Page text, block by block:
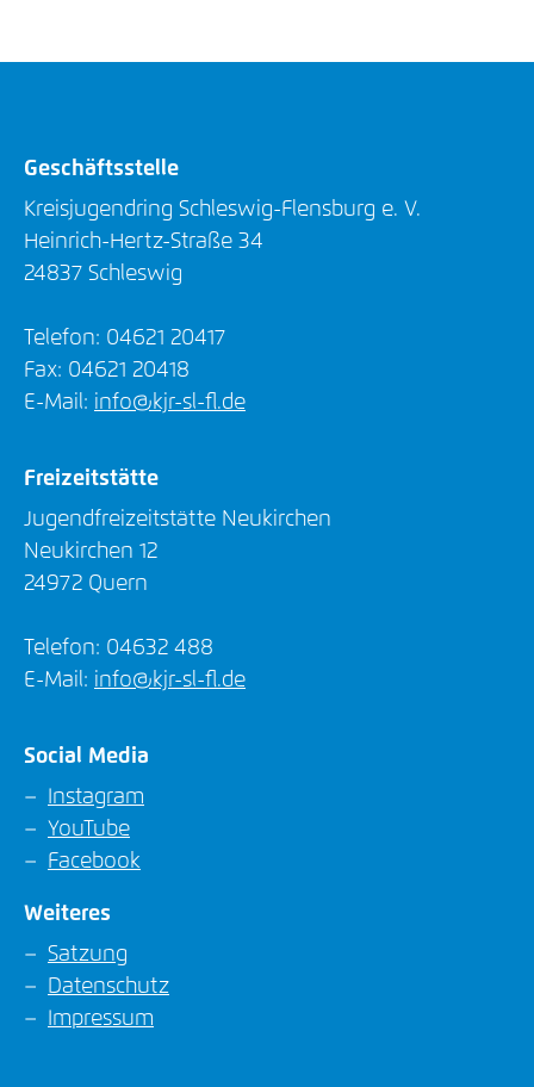
Geschäftsstelle
Kreisjugendring Schleswig-Flensburg e. V.
Heinrich-Hertz-Straße 34
24837 Schleswig
Telefon: 04621 20417
Fax: 04621 20418
E-Mail: info@kjr-sl-fl.de
Freizeitstätte
Jugendfreizeitstätte Neukirchen
Neukirchen 12
24972 Quern
Telefon: 04632 488
E-Mail: info@kjr-sl-fl.de
Social Media
Instagram
YouTube
Facebook
Weiteres
Satzung
Datenschutz
Impressum